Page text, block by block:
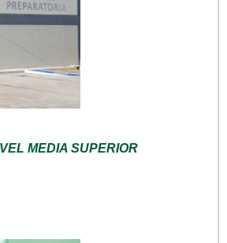
MEDIA SUPERIOR